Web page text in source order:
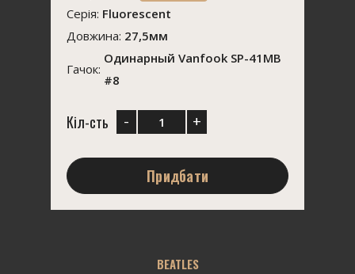
Серія: Fluorescent
Довжина: 27,5мм
Гачок:
Одинарный Vanfook SP-41MB
#8
Кіл-сть - +
Придбати
BEATLES